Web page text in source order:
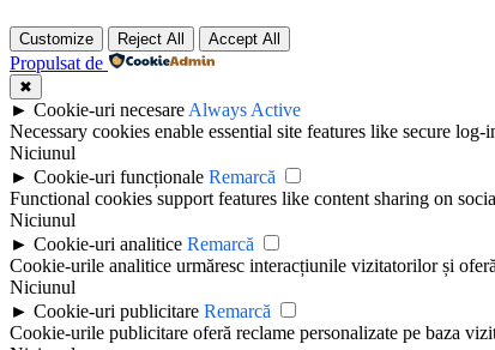
Customize Reject All Accept All
Propulsat de
✖
► Cookie-uri necesare Always Active
Necessary cookies enable essential site features like secure
Niciunul
► Cookie-uri funcționale Remarcă
Functional cookies support features like content sharing on
Niciunul
► Cookie-uri analitice Remarcă
Cookie-urile analitice urmăresc interacțiunile vizitatorilor și
Niciunul
► Cookie-uri publicitare Remarcă
Cookie-urile publicitare oferă reclame personalizate pe baza